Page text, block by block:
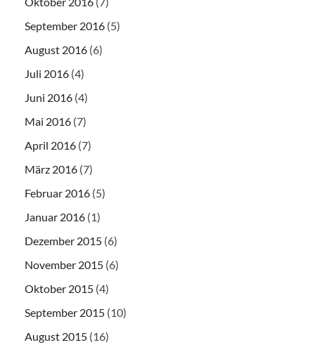
September 2016 (5)
August 2016 (6)
Juli 2016 (4)
Juni 2016 (4)
Mai 2016 (7)
April 2016 (7)
März 2016 (7)
Februar 2016 (5)
Januar 2016 (1)
Dezember 2015 (6)
November 2015 (6)
Oktober 2015 (4)
September 2015 (10)
August 2015 (16)